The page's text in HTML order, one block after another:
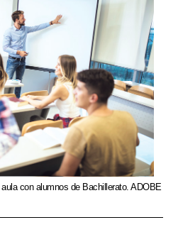
con alumnos de Bachillerato. ADOBE